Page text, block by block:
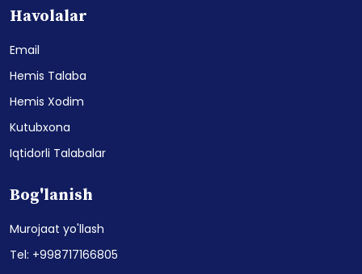
Havolalar
Email
Hemis Talaba
Hemis Xodim
Kutubxona
Iqtidorli Talabalar
Bog'lanish
Murojaat yo'llash
Tel: +998717166805